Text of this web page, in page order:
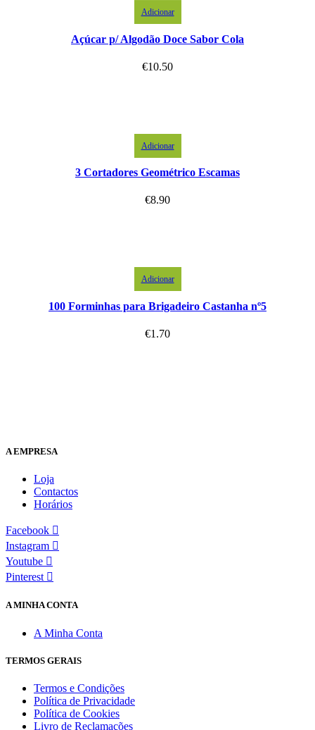
Adicionar
Açúcar p/ Algodão Doce Sabor Cola
€10.50
Adicionar
3 Cortadores Geométrico Escamas
€8.90
Adicionar
100 Forminhas para Brigadeiro Castanha nº5
€1.70
A EMPRESA
Loja
Contactos
Horários
Facebook
Instagram
Youtube
Pinterest
A MINHA CONTA
A Minha Conta
TERMOS GERAIS
Termos e Condições
Política de Privacidade
Política de Cookies
Livro de Reclamações